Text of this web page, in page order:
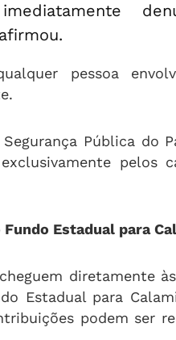
pessoa
Pública do
pelos
Estadual para
diretamente
Estadual para
podem ser